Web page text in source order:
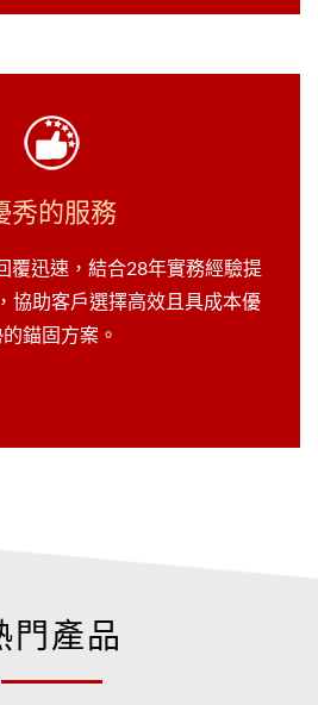
秀的服務
覆迅速，結合28年實務經驗提
協助客戶選擇高效且具成本優
錨固方案。
門產品